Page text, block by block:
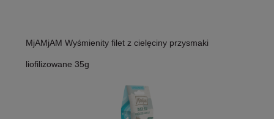
MjAMjAM Wyśmienity filet z cielęciny przysmaki
liofilizowane 35g